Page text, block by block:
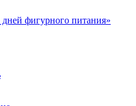
фигурного питания»